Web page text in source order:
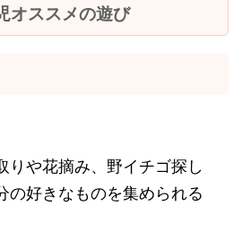
オススメの遊び
りや花摘み、野イチゴ探し
の好きなものを集められる